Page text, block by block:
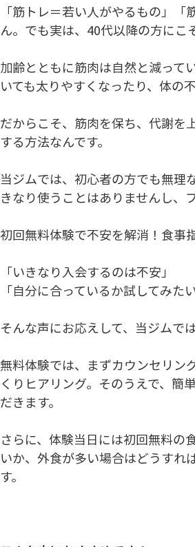
「筋トレ＝若い人がやるもの」
ん。でも実は、40代以降の方にこ
加齢とともに筋肉は自然と減って
いても太りやすくなったり、体の
だからこそ、筋肉を保ち、代謝を
する方法なんです。
当ジムでは、初心者の方でも無理
きなり使うことはありませんし、
初回無料体験で不安を解消！食事
「いきなり入会するのは不安」
「自分に合っているか試してみたい
そんな声にお応えして、当ジムで
無料体験では、まずカウンセリン
くりヒアリング。そのうえで、簡
だきます。
さらに、体験当日には初回無料の
いか、外食が多い場合はどうすれ
す。